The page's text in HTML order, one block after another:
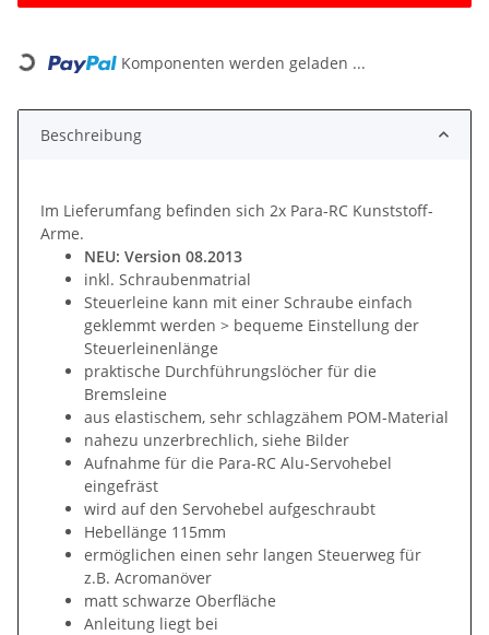
Loading... Komponenten werden geladen ...
Beschreibung
Im Lieferumfang befinden sich 2x Para-RC Kunststoff-
Arme.
NEU: Version 08.2013
inkl. Schraubenmatrial
Steuerleine kann mit einer Schraube einfach
geklemmt werden > bequeme Einstellung der
Steuerleinenlänge
praktische Durchführungslöcher für die
Bremsleine
aus elastischem, sehr schlagzähem POM-Material
nahezu unzerbrechlich, siehe Bilder
Aufnahme für die Para-RC Alu-Servohebel
eingefräst
wird auf den Servohebel aufgeschraubt
Hebellänge 115mm
ermöglichen einen sehr langen Steuerweg für
z.B. Acromanöver
matt schwarze Oberfläche
Anleitung liegt bei